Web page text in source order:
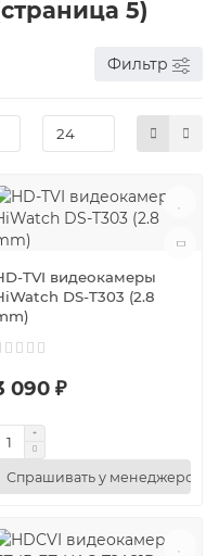
5)
Фильтр
TVI видеокамеры
DS-T303 (2.8
090 ₽
Спрашивать у менеджеров